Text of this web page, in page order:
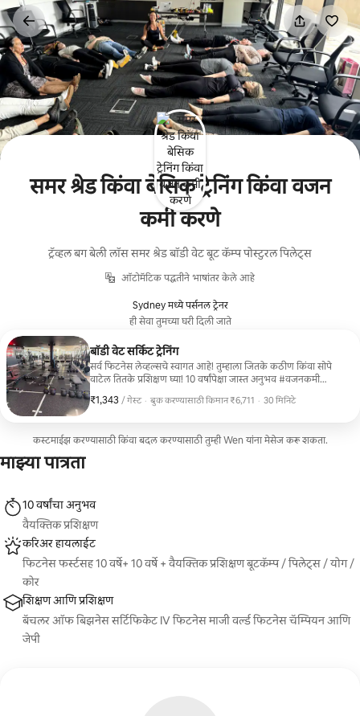
कंटेंटवर
जा
समर श्रेड किंवा बेसिक ट्रेनिंग किंवा वजन
कमी करणे
ट्रॅव्हल बग बेली लॉस समर श्रेड बॉडी वेट बूट कॅम्प पोस्टुरल पिलेट्स
ऑटोमॅटिक पद्धतीने भाषांतर केले आहे
Sydney मध्ये पर्सनल ट्रेनर
ही सेवा तुमच्या घरी दिली जाते
बॉडी वेट सर्किट ट्रेनिंग
सर्व फिटनेस लेव्हल्सचे स्वागत आहे! तुम्हाला जितके कठीण किंवा सोपे
वाटेल तितके प्रशिक्षण घ्या! 10 वर्षांपेक्षा जास्त अनुभव #वजनकमी
पिलाटेस #मध्यम वयाचा स्प्रेड #हार्डकोर कोर
₹1,343 / गेस्ट
₹1,343 प्रति गेस्ट· बुक करण्यासाठी किमान ₹6,711
, · 30 मिनिटे
कस्टमाईझ करण्यासाठी किंवा बदल करण्यासाठी तुम्ही Wen यांना मेसेज करू शकता.
माझ्या पात्रता
10 वर्षांचा अनुभव
वैयक्तिक प्रशिक्षण
करिअर हायलाईट
फिटनेस फर्स्टसह 10 वर्षे+ 10 वर्षे + वैयक्तिक प्रशिक्षण बूटकॅम्प / पिलेट्स / योग /
कोर
शिक्षण आणि प्रशिक्षण
बॅचलर ऑफ बिझनेस सर्टिफिकेट IV फिटनेस माजी वर्ल्ड फिटनेस चॅम्पियन आणि
जेपी